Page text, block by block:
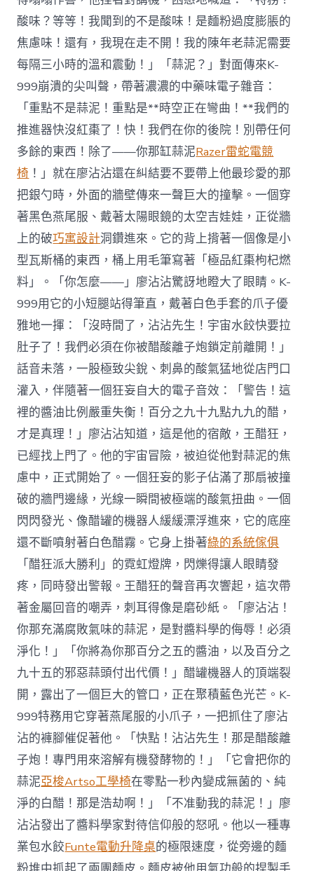
酸味？等等！我聞到的不是酸味！是麵粉過度膨脹的
焦慮味！還有，我現在走不開！我的陳年老蒜泥需要
每隔三小時的溫和震動！」「蒜泥？」對面傳來K-
999崩潰的尖叫聲，帶著濃濃的中藥味電子雜音：
「重點不是蒜泥！重點是**時空正在彎曲！**我們的
推進器快沒紅棗了！快！我們在你的後院！別帶任何
多餘的東西！除了——你那缸蒜泥Razer雷蛇電競
椅 ！」就在廖沾沾還在糾結要不要帶上他最珍愛的那
把銀勺時，外面的牆壁傳來一聲巨大的撞擊。一個穿
著黑色燕尾服、戴著太陽眼鏡的太空吉娃娃，正從牆
上的破巧寓設計洞鑽進來。它的背上揹著一個像是小
型瓦斯桶的東西，桶上用毛筆寫著「極品紅棗枸杞燃
料」。「你怎麼——」廖沾沾驚訝地瞪大了眼睛。K-
999用它的小短腿站得筆直，戴著白色手套的爪子優
雅地一揮：「沒時間了，沾沾先生！宇宙水餃快要拉
肚子了！我們必須在你被醋酸離子炮鎖定前離開！」
話音未落，一股極致尖銳、刺鼻的酸氣猛地從店門口
灌入，伴隨著一個狂妄自大的電子音效：「警告！這
裡的醬油比例嚴重失衡！百分之九十九點九九的醋，
才是真理！」廖沾沾知道，這是他的宿敵，王醋狂，
已經找上門了。他的宇宙冒險，被迫從他對蒜泥的焦
慮中，正式開始了。一個狂妄的影子佔滿了那扇被撞
破的牆門邊緣，光線一瞬間被極端的酸氣扭曲。一個
閃閃發光、像醋罐的機器人緩緩漂浮進來，它的底座
還不斷噴射著白色醋霧。它身上掛著綠的系統傢俱
「醋狂派大勝利」的霓虹燈牌，閃爍得讓人眼睛發
疼，同時發出警報。王醋狂的聲音再次響起，這次帶
著金屬回音的嘲弄，刺耳得像是磨砂紙。「廖沾沾！
你那充滿腐敗氣味的蒜泥，是對醬料學的侮辱！必須
淨化！」「你將為你那百分之五的醬油，以及百分之
九十五的邪惡蒜頭付出代價！」醋罐機器人的頂端裂
開，露出了一個巨大的管口，正在聚積藍色光芒。K-
999特務用它穿著燕尾服的小爪子，一把抓住了廖沾
沾的褲腳催促著他。「快點！沾沾先生！那是醋酸離
子炮！專門用來溶解有機發酵物的！」「它會把你的
蒜泥亞梭Artso工學椅在零點一秒內變成無菌的、純
淨的白醋！那是浩劫啊！」「不准動我的蒜泥！」廖
沾沾發出了醬料學家對待信仰般的怒吼。他以一種專
業包水餃Funte電動升降桌的極限速度，從旁邊的麵